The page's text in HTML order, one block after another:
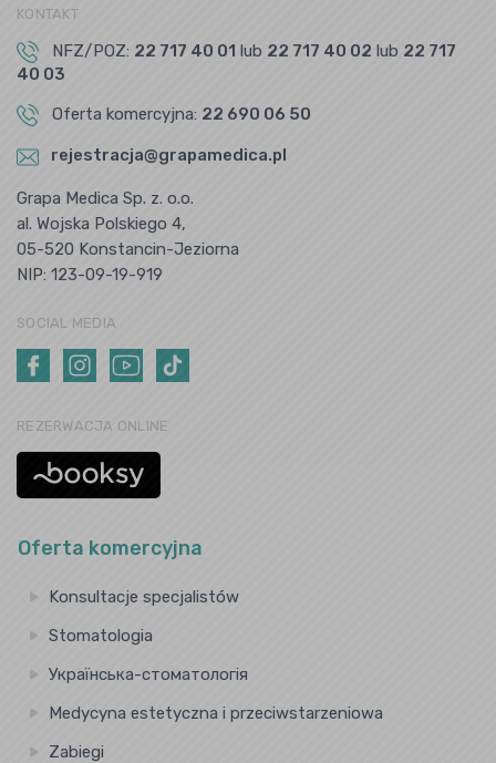
KONTAKT
NFZ/POZ: 22 717 40 01 lub 22 717 40 02 lub 22 717
40 03
Oferta komercyjna: 22 690 06 50
rejestracja@grapamedica.pl
Grapa Medica Sp. z. o.o.
al. Wojska Polskiego 4,
05-520 Konstancin-Jeziorna
NIP: 123-09-19-919
SOCIAL MEDIA
REZERWACJA ONLINE
Oferta komercyjna
Konsultacje specjalistów
Stomatologia
Українська-стоматологія
Medycyna estetyczna i przeciwstarzeniowa
Zabiegi